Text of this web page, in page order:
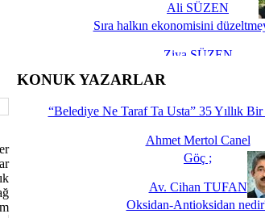
Ali SÜZEN
Sıra halkın ekonomisini
Ziya SÜZEN
İşte Biz buyuz...
KONUK YAZARLAR
“Belediye Ne Taraf Ta Usta” 35 Yıllık
Ahmet Mertol Canel
Göç ;
Av. Cihan TUFAN
Oksidan-Antioksidan